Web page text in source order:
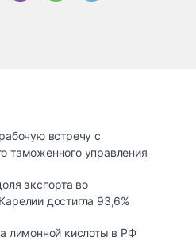
встречу с
таможенного управления
экспорта во
достигла 93,6%
лимонной кислоты в РФ